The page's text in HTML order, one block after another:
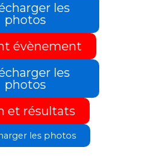
les
photos
évènement
les
photos
et résultats
les photos